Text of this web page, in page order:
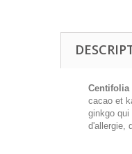
Centifolia
cacao et
ginkgo qui
d'allergie,